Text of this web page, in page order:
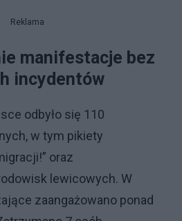
Reklama
manifestacje bez
incydentów
odbyło się 110
w tym pikiety
oraz
lewicowych. W
zaangażowano ponad